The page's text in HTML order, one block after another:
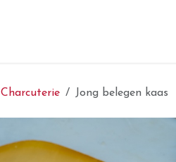
Charcuterie Jong belegen kaas